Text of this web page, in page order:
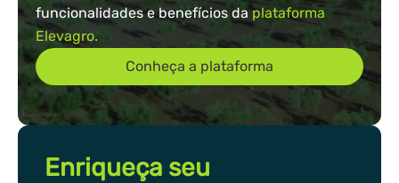
funcionalidades e benefícios daplataforma
Elevagro.
Conheça a plataforma
Enriqueça seu